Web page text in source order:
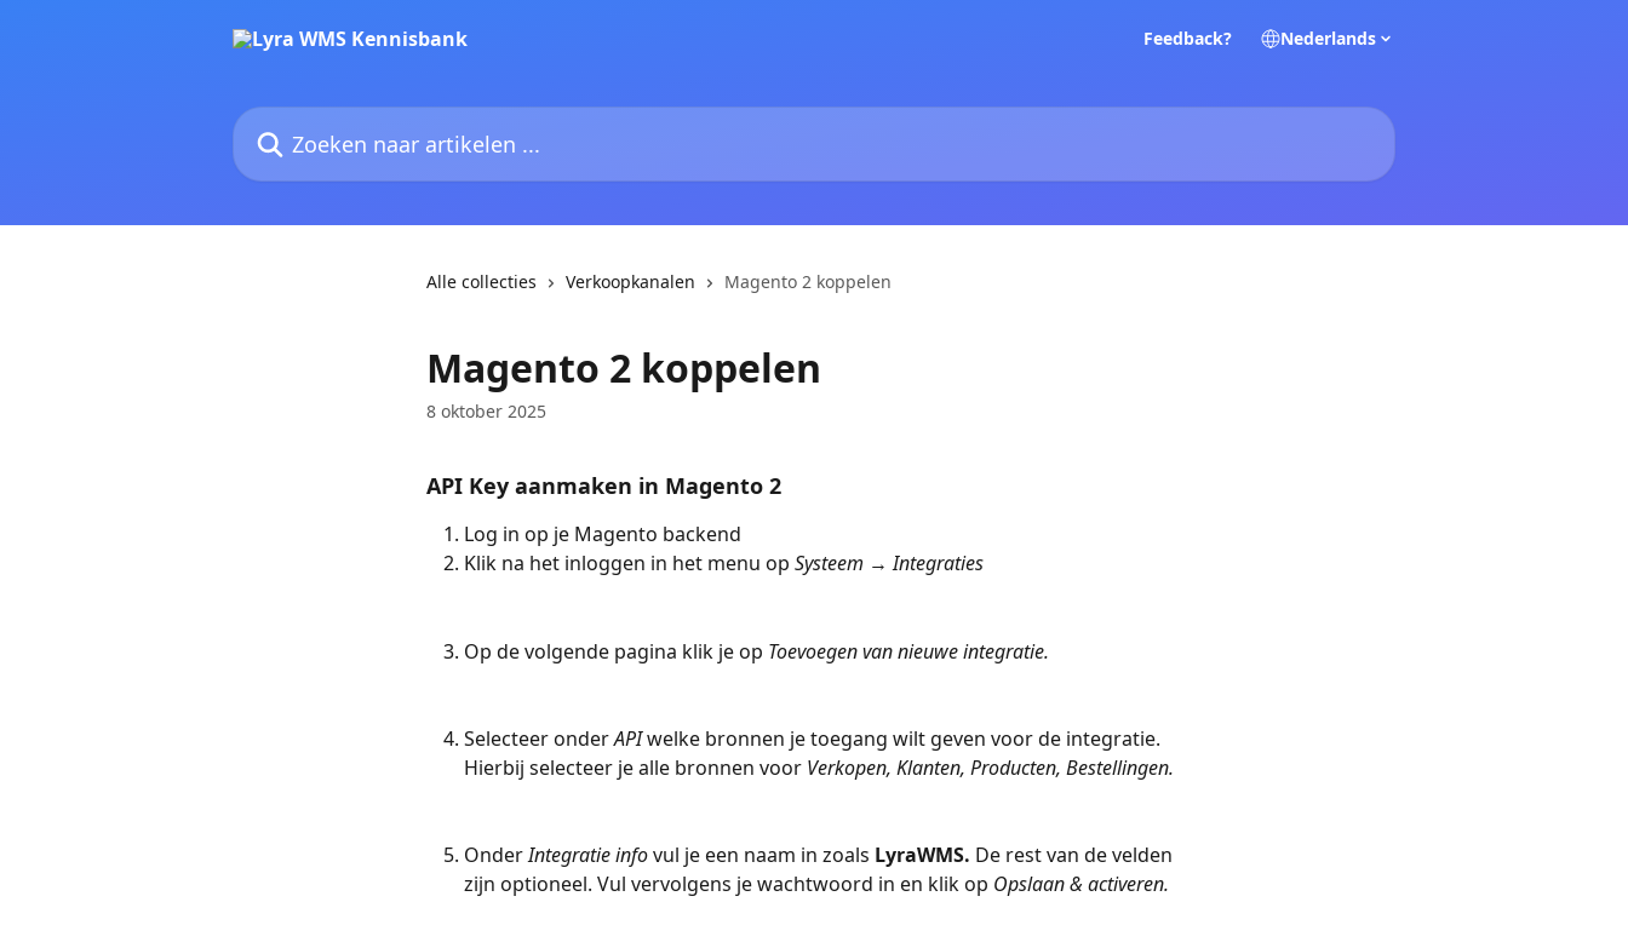
Feedback? Nederlands
Zoeken naar artikelen ...
Alle collecties Verkoopkanalen Magento 2 koppelen
Magento 2 koppelen
8 oktober 2025
API Key aanmaken in Magento 2
Log in op je Magento backend
Klik na het inloggen in het menu op Systeem → Integraties
Op de volgende pagina klik je op Toevoegen van nieuwe integratie.
Selecteer onder API welke bronnen je toegang wilt geven voor de integratie.
Hierbij selecteer je alle bronnen voor Verkopen, Klanten, Producten, Bestellingen.
Onder Integratie info vul je een naam in zoals LyraWMS. De rest van de velden
zijn optioneel. Vul vervolgens je wachtwoord in en klik op Opslaan & activeren.